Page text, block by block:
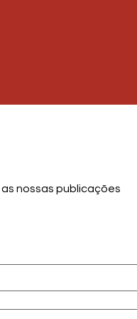
nossas publicações